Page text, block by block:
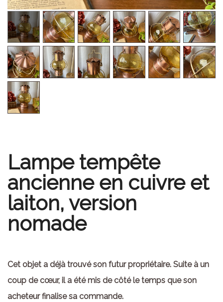
Lampe tempête
ancienne en cuivre et
laiton, version
nomade
Cet objet a déjà trouvé son futur propriétaire. Suite à un
coup de cœur, il a été mis de côté le temps que son
acheteur finalise sa commande.